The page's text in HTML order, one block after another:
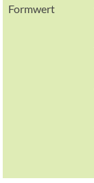
Formwert